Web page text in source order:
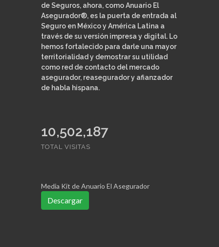
de Seguros, ahora, como Anuario El
Asegurador®, es la puerta de entrada al
Seguro en México y América Latina a
través de su versión impresa y digital. Lo
hemos fortalecido para darle una mayor
territorialidad y demostrar su utilidad
como red de contacto del mercado
asegurador, reasegurador y afianzador
de habla hispana.
11,102,309
TOTAL VISITAS
Media Kit de Anuario El Asegurador
Descargar